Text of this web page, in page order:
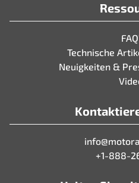
Technische
Neuigkeiten &
+1-888-